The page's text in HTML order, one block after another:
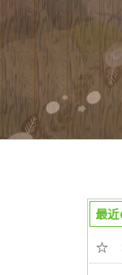
最
☆